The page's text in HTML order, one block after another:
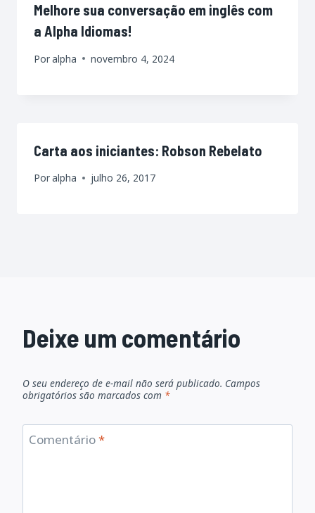
Melhore sua conversação em inglês com
a Alpha Idiomas!
Poralpha novembro 4, 2024
Carta aos iniciantes: Robson Rebelato
Poralpha julho 26, 2017
Deixe um comentário
O seu endereço de e-mail não será publicado. Campos
obrigatórios são marcados com *
Comentário*